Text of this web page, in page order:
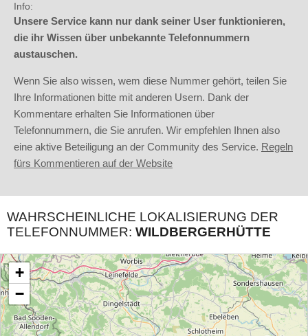
Info:
Unsere Service kann nur dank seiner User funktionieren,
die ihr Wissen über unbekannte Telefonnummern
austauschen.
Wenn Sie also wissen, wem diese Nummer gehört, teilen Sie
Ihre Informationen bitte mit anderen Usern. Dank der
Kommentare erhalten Sie Informationen über
Telefonnummern, die Sie anrufen. Wir empfehlen Ihnen also
eine aktive Beteiligung an der Community des Service. Regeln
fürs Kommentieren auf der Website
WAHRSCHEINLICHE LOKALISIERUNG DER
TELEFONNUMMER: WILDBERGERHÜTTE